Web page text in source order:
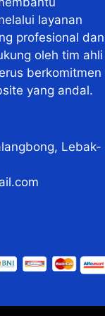
layanan
profesional dan
oleh tim ahli
berkomitmen
yang andal.
Lebak-